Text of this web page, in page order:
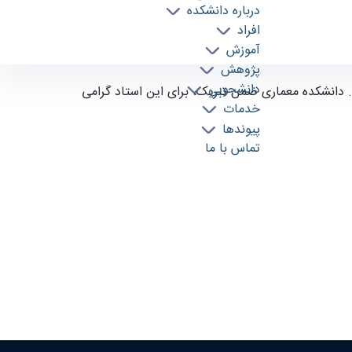
درباره دانشکده
افراد
آموزش
پژوهش
دانشجویی
خدمات
پیوندها
تماس با ما
دانشکده معماری ضمن تبریک، برای این استاد گرامی